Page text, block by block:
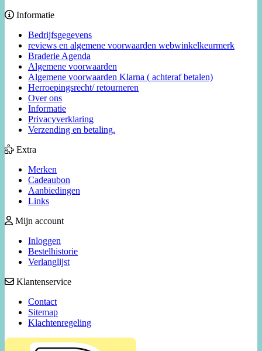
Informatie
Bedrijfsgegevens
reviews en algemene voorwaarden webwinkelkeurmerk
Braderie Agenda
Algemene voorwaarden
Algemene voorwaarden Klarna ( achteraf betalen)
Herroepingsrecht/ retourneren
Over ons
Informatie
Privacyverklaring
Verzending en betaling.
Extra
Merken
Cadeaubon
Aanbiedingen
Links
Mijn account
Inloggen
Bestelhistorie
Verlanglijst
Klantenservice
Contact
Sitemap
Klachtenregeling